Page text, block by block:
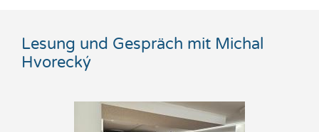
Lesung und Gespräch mit Michal
Hvorecký